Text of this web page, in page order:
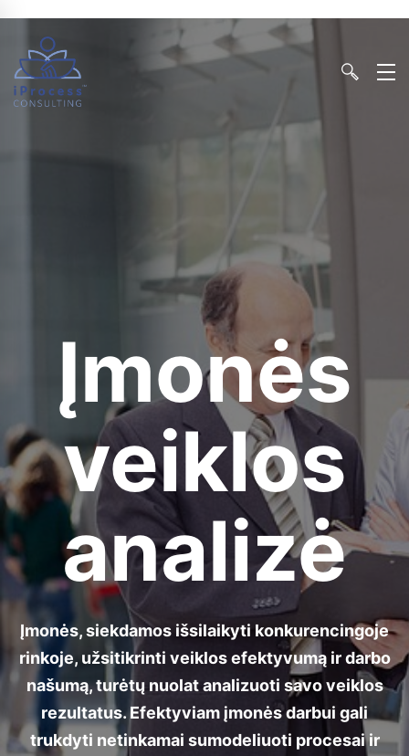
Įmonės
veiklos
analizė
Įmonės, siekdamos išsilaikyti konkurencingoje
rinkoje, užsitikrinti veiklos efektyvumą ir darbo
našumą, turėtų nuolat analizuoti savo veiklos
rezultatus. Efektyviam įmonės darbui gali
trukdyti netinkamai sumodeliuoti procesai ir